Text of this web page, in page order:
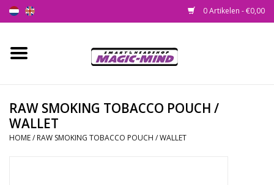
0 Artikelen - €0,00
Home
Smartshop
RAW SMOKING TOBACCO POUCH /
WALLET
HOME/ RAW SMOKING TOBACCO POUCH / WALLET